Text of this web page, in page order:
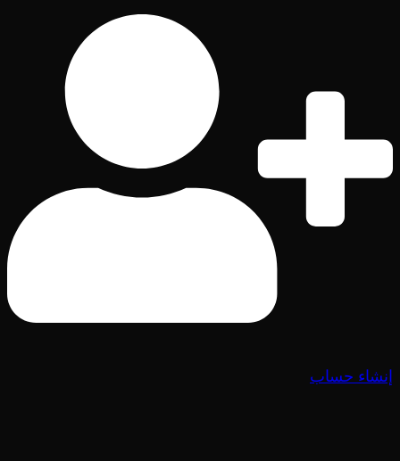
إنشاء حساب